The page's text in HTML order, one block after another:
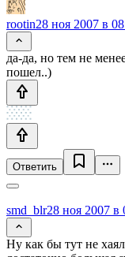
rootin28 ноя 2007 в
да-да, но тем не
пошел..)
Ответить
smd_blr28 ноя 2007 в
Ну как бы тут не